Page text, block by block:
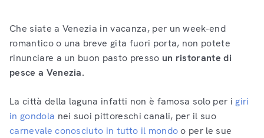
Che siate a Venezia in vacanza, per un week-end
romantico o una breve gita fuori porta, non potete
rinunciare a un buon pasto presso un ristorante di
pesce a Venezia.
La città della laguna infatti non è famosa solo per i giri
in gondola nei suoi pittoreschi canali, per il suo
carnevale conosciuto in tutto il mondoo per le sue